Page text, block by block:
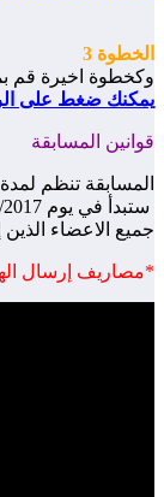
الخطوة 3
وكخطوة اخيرة قم
يمكنك ضغط على
قوانين المسابقة
المسابقة تنظم
ستبدأ في يوم 12/02/2017 وستنتهي في يوم 19/02/2017
جميع الاعضاء
*مصاريف إرسال